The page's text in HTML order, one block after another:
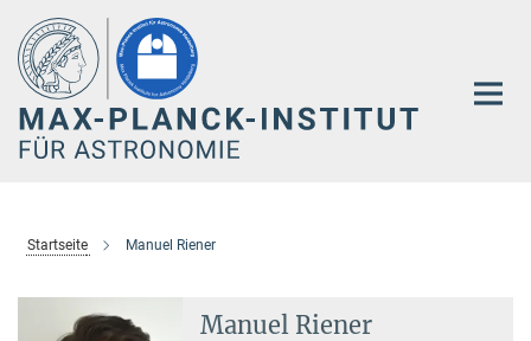
Hauptinhalt
Startseite Manuel Riener
Manuel Riener